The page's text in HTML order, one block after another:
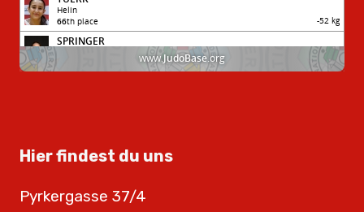
Hier findest du uns
Pyrkergasse 37/4